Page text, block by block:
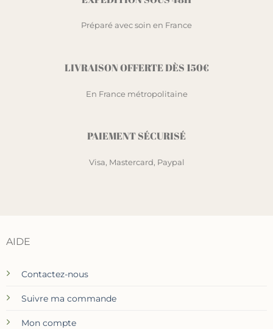
Préparé avec soin en France
LIVRAISON OFFERTE DÈS 150€
En France métropolitaine
PAIEMENT SÉCURISÉ
Visa, Mastercard, Paypal
AIDE
Contactez-nous
Suivre ma commande
Mon compte